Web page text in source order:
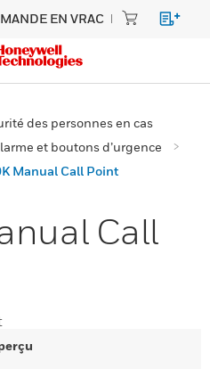
EN VRAC
des personnes en cas
et boutons d’urgence
Manual Call Point
Call